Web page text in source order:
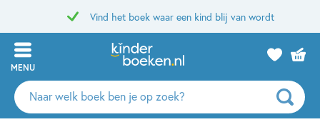
Vind het boek waar een kind blij van wordt
MENU
Zoeken
naar